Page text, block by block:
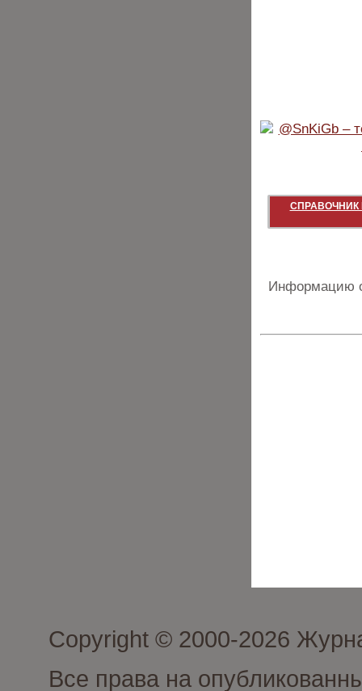
СПРАВОЧНИК
Информацию
Copyright © 2000-2026
Все права на